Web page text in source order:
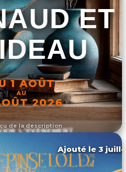
de la description
ET
1 AOÛT
AU
2026
L'ÉVÉNEMENT
Ajouté le 3